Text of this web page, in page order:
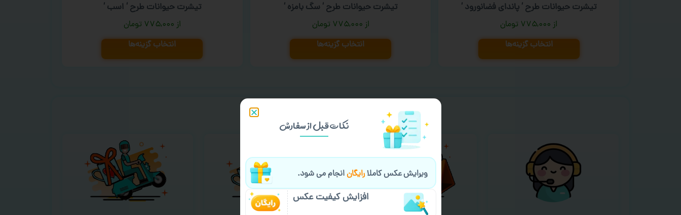
تیشرت حیوانات طرح ‘ پاندای فضانورود ‘
۷۷۵,۰۰۰ تومان
انتخاب گزینه‌ها
تیشرت حیوانات طرح ‘ سگ بامزه ‘
۷۷۵,۰۰۰ تومان
انتخاب گزینه‌ها
تیشرت حیوانات طرح ‘ اسب ‘
۷۷۵,۰۰۰ تومان
انتخاب گزینه‌ها
خیالت راحت از
نکات قبل از سفارش
ویرایش عکس کاملارایگانانجام می شود.
افزایش کیفیت عکس